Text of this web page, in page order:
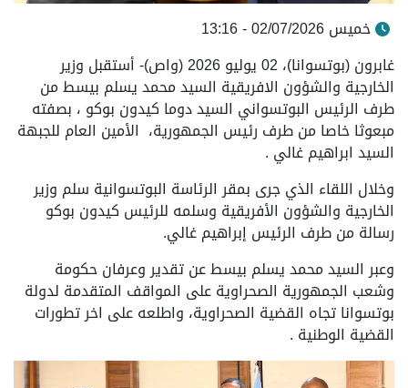
خميس 02/07/2026 - 13:16
غابرون (بوتسوانا)، 02 يوليو 2026 (واص)- أستقبل وزير
الخارجية والشؤون الافريقية السيد محمد يسلم بيسط من
طرف الرئيس البوتسواني السيد دوما كيدون بوكو ، بصفته
مبعوثا خاصا من طرف رئيس الجمهورية، الأمين العام للجبهة
السيد ابراهيم غالي .
وخلال اللقاء الذي جرى بمقر الرئاسة البوتسوانية سلم وزير
الخارجية والشؤون الأفريقية وسلمه للرئيس كيدون بوكو
رسالة من طرف الرئيس إبراهيم غالي.
وعبر السيد محمد يسلم بيسط عن تقدير وعرفان حكومة
وشعب الجمهورية الصحراوية على المواقف المتقدمة لدولة
بوتسوانا تجاه القضية الصحراوية، واطلعه على اخر تطورات
القضية الوطنية .